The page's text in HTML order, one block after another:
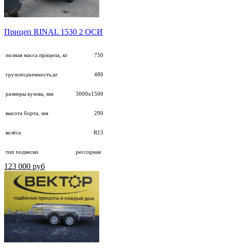
Прицеп RINAL 1530 2 ОСИ
полная масса прицепа, кг 750
грузоподъемность,кг 480
размеры кузова, мм 3000х1500
высота борта, мм 290
колёса R13
тип подвески рессорная
123 000 руб